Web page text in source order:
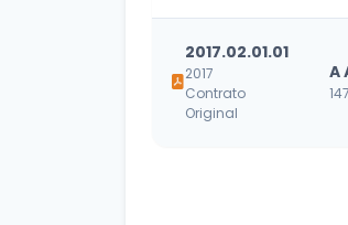
2017.02.01.01
2017
Contrato
Original
A